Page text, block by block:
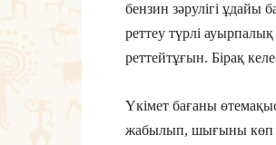
бензин зәрулігі ұдайы
реттеу түрлі
реттейтұғын. Бірақ
Үкімет бағаны
жабылып, шығыны көп